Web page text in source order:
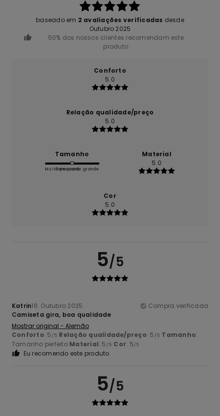
baseado em 2 avaliações verificadas desde
Outubro 2025
50% dos nossos clientes recomendam este
produto
Conforto
5.0
Relação qualidade/preço
5.0
Tamanho
Muito pequeno
Demasiado grande
Material
5.0
Cor
5.0
5/5
Katrin16. Outubro 2025
Compra verificada
Camiseta gira, boa qualidade
Mostrar original - Alemão
Conforto: 5 /5 Relação qualidade/preço: 5 /5 Tamanho:
Tamanho perfeito Material: 5 /5 Cor: 5/5
Eu recomendo este produto
5/5